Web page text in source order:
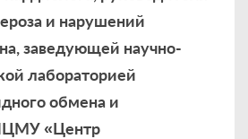
и нарушений
заведующей научно-
лабораторией
обмена и
«Центр